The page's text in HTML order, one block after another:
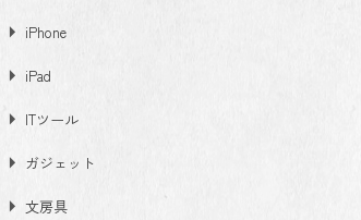
iPhone
iPad
ITツール
ガジェット
文房具